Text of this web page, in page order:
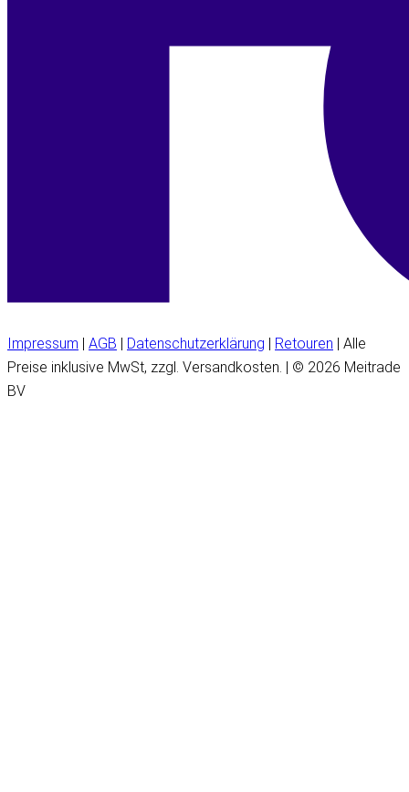
Impressum AGB Datenschutzerklärung Retouren | Alle
Preise inklusive MwSt, zzgl. Versandkosten. | © 2026 Meitrade
BV